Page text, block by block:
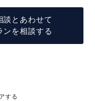
談とあわせて
ンを相談する
する